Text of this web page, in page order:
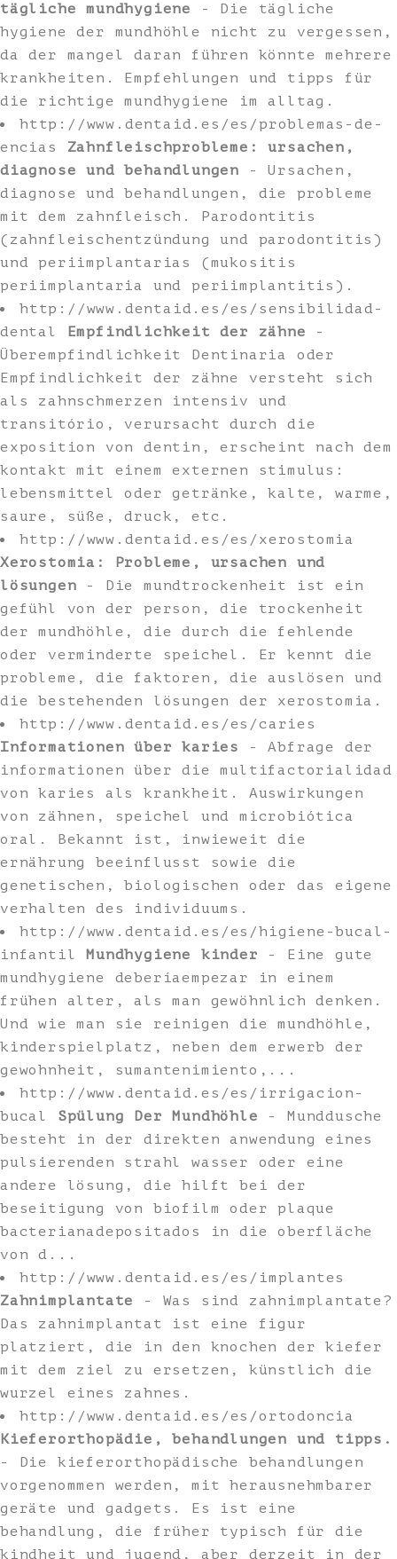
tägliche mundhygiene
- Die tägliche
hygiene der mundhöhle nicht zu vergessen,
da der mangel daran führen könnte mehrere
krankheiten. Empfehlungen und tipps für
die richtige mundhygiene im alltag.
http://www.dentaid.es/es/problemas-de-
encias Zahnfleischprobleme: ursachen,
diagnose und behandlungen - Ursachen,
diagnose und behandlungen, die probleme
mit dem zahnfleisch. Parodontitis
(zahnfleischentzündung und parodontitis)
und periimplantarias (mukositis
periimplantaria und periimplantitis).
http://www.dentaid.es/es/sensibilidad-
dental
Empfindlichkeit der zähne -
Überempfindlichkeit Dentinaria oder
Empfindlichkeit der zähne versteht sich
als zahnschmerzen intensiv und
transitório, verursacht durch die
exposition von dentin, erscheint nach dem
kontakt mit einem externen stimulus:
lebensmittel oder getränke, kalte, warme,
saure, süße, druck, etc.
http://www.dentaid.es/es/xerostomia
Xerostomia: Probleme, ursachen und
lösungen - Die mundtrockenheit ist ein
gefühl von der person, die trockenheit
der mundhöhle, die durch die fehlende
oder verminderte speichel. Er kennt die
probleme, die faktoren, die auslösen und
die bestehenden lösungen der xerostomia.
http://www.dentaid.es/es/caries
Informationen über karies
- Abfrage der
informationen über die multifactorialidad
von karies als krankheit. Auswirkungen
von zähnen, speichel und microbiótica
oral. Bekannt ist, inwieweit die
ernährung beeinflusst sowie die
genetischen, biologischen oder das eigene
verhalten des individuums.
http://www.dentaid.es/es/higiene-bucal-
infantil Mundhygiene kinder - Eine gute
mundhygiene deberíaempezar in einem
frühen alter, als man gewöhnlich denken.
Und wie man sie reinigen die mundhöhle,
kinderspielplatz, neben dem erwerb der
gewohnheit, sumantenimiento,...
http://www.dentaid.es/es/irrigacion-
bucal Spülung Der Mundhöhle - Munddusche
besteht in der direkten anwendung eines
pulsierenden strahl wasser oder eine
andere lösung, die hilft bei der
beseitigung von biofilm oder plaque
bacterianadepositados in die oberfläche
von d...
http://www.dentaid.es/es/implantes
Zahnimplantate
- Was sind zahnimplantate?
Das zahnimplantat ist eine figur
platziert, die in den knochen der kiefer
mit dem ziel zu ersetzen, künstlich die
wurzel eines zahnes.
http://www.dentaid.es/es/ortodoncia
Kieferorthopädie, behandlungen und tipps.
- Die kieferorthopädische behandlungen
vorgenommen werden, mit herausnehmbarer
geräte und gadgets. Es ist eine
behandlung, die früher typisch für die
kindheit und jugend, aber derzeit in der